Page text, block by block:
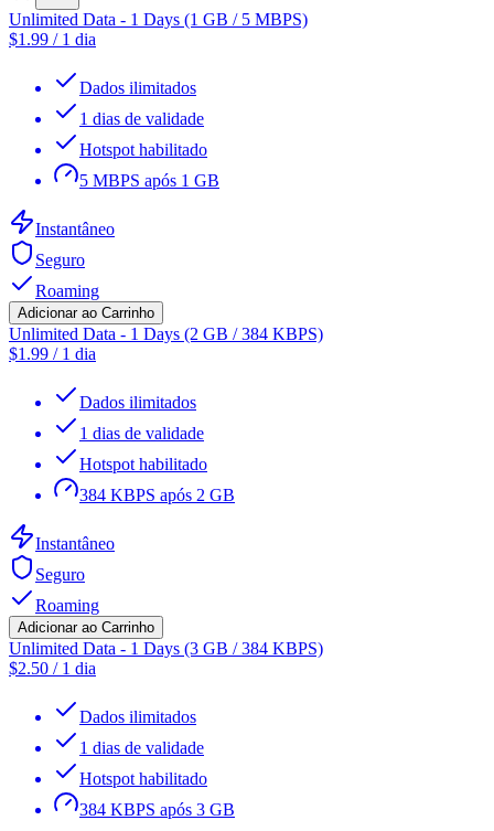
Unlimited Data - 1 Days (1 GB / 5 MBPS)
$1.99 / 1 dia
Dados ilimitados
1 dias de validade
Hotspot habilitado
5 MBPS após 1 GB
Instantâneo
Seguro
Roaming
Adicionar ao Carrinho
Unlimited Data - 1 Days (2 GB / 384 KBPS)
$1.99 / 1 dia
Dados ilimitados
1 dias de validade
Hotspot habilitado
384 KBPS após 2 GB
Instantâneo
Seguro
Roaming
Adicionar ao Carrinho
Unlimited Data - 1 Days (3 GB / 384 KBPS)
$2.50 / 1 dia
Dados ilimitados
1 dias de validade
Hotspot habilitado
384 KBPS após 3 GB